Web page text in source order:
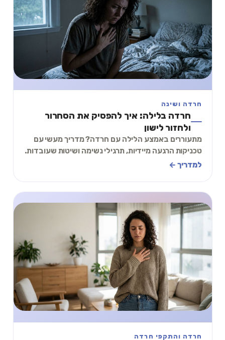
חרדה ושינה
חרדה בלילה: איך להפסיק את הסחרור
ולחזור לישון
מתעוררים באמצע הלילה עם חרדה? מדריך מעשי עם
טכניקות הרגעה מיידיות, תרגילי נשימה ושיטות שעובדות.
כולל תרגיל 2 דקות שתוכלו לעשות עכשיו.
למדריך ←
חרדה והתקפי חרדה